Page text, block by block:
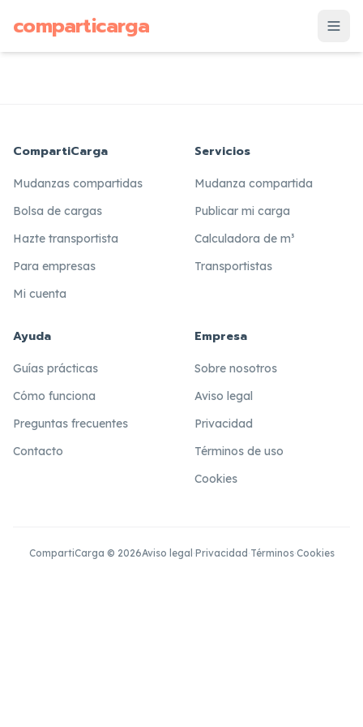
comparticarga
CompartiCarga
Mudanzas compartidas
Bolsa de cargas
Hazte transportista
Para empresas
Mi cuenta
Servicios
Mudanza compartida
Publicar mi carga
Calculadora de m³
Transportistas
Ayuda
Guías prácticas
Cómo funciona
Preguntas frecuentes
Contacto
Empresa
Sobre nosotros
Aviso legal
Privacidad
Términos de uso
Cookies
CompartiCarga © 2026Aviso legal ·Privacidad ·Términos·Cookies